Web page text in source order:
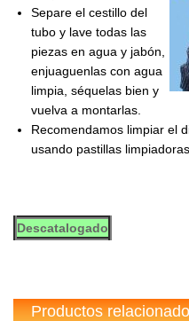
Separe el cestillo del
tubo y lave todas las
piezas en agua y jabón,
enjuaguenlas con agua
limpia, séquelas bien y
vuelva a montarlas.
Recomendamos limpiar el
usando pastillas
Descatalogado
Productos